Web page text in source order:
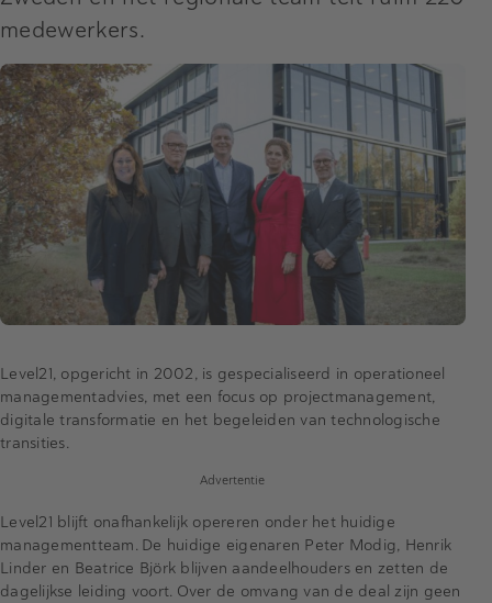
medewerkers.
Level21, opgericht in 2002, is gespecialiseerd in operationeel
managementadvies, met een focus op projectmanagement,
digitale transformatie en het begeleiden van technologische
transities.
Advertentie
Level21 blijft onafhankelijk opereren onder het huidige
managementteam. De huidige eigenaren Peter Modig, Henrik
Linder en Beatrice Björk blijven aandeelhouders en zetten de
dagelijkse leiding voort. Over de omvang van de deal zijn geen